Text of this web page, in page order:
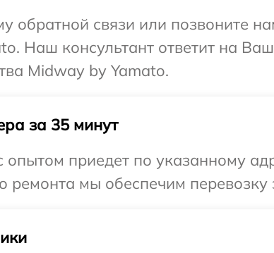
обратной связи или позвоните
Наш консультант ответит на
Midway by Yamato.
за 35 минут
приедет по указанному
ремонта мы обеспечим